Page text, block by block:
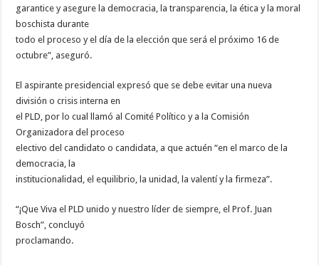
garantice y asegure la democracia, la transparencia, la ética y la moral
boschista durante
todo el proceso y el día de la elección que será el próximo 16 de
octubre”, aseguró.
El aspirante presidencial expresó que se debe evitar una nueva
división o crisis interna en
el PLD, por lo cual llamó al Comité Político y a la Comisión
Organizadora del proceso
electivo del candidato o candidata, a que actuén “en el marco de la
democracia, la
institucionalidad, el equilibrio, la unidad, la valentí y la firmeza”.
“¡Que Viva el PLD unido y nuestro líder de siempre, el Prof. Juan
Bosch”, concluyó
proclamando.